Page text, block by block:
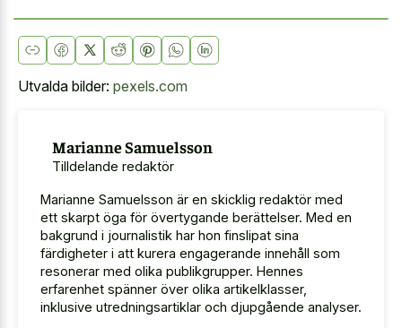
Utvalda bilder: pexels.com
Marianne Samuelsson
Tilldelande redaktör
Marianne Samuelsson är en skicklig redaktör med
ett skarpt öga för övertygande berättelser. Med en
bakgrund i journalistik har hon finslipat sina
färdigheter i att kurera engagerande innehåll som
resonerar med olika publikgrupper. Hennes
erfarenhet spänner över olika artikelklasser,
inklusive utredningsartiklar och djupgående analyser.